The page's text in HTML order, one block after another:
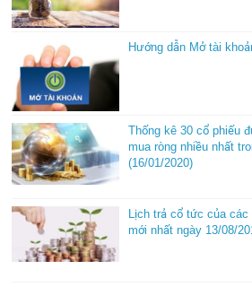
Hướng dẫn Mở tài
Thống kê 30 cổ phiếu
mua ròng nhiều nhất
(16/01/2020)
Lịch trả cổ tức của các
mới nhất ngày 13/08/